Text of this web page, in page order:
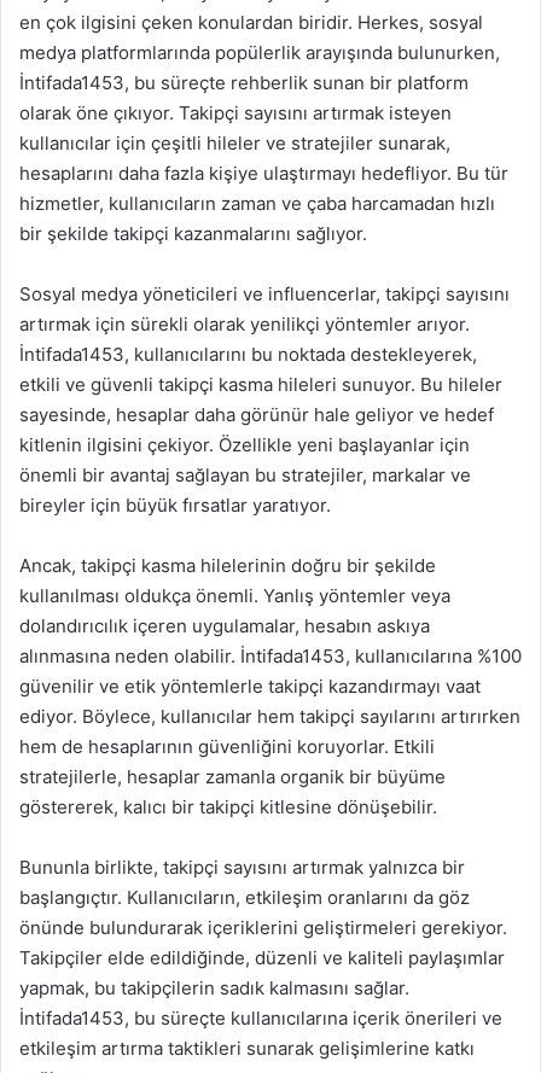
en çok ilgisini çeken konulardan biridir. Herkes, sosyal
medya platformlarında popülerlik arayışında bulunurken,
İntifada1453, bu süreçte rehberlik sunan bir platform
olarak öne çıkıyor. Takipçi sayısını artırmak isteyen
kullanıcılar için çeşitli hileler ve stratejiler sunarak,
hesaplarını daha fazla kişiye ulaştırmayı hedefliyor. Bu tür
hizmetler, kullanıcıların zaman ve çaba harcamadan hızlı
bir şekilde takipçi kazanmalarını sağlıyor.
Sosyal medya yöneticileri ve influencerlar, takipçi sayısını
artırmak için sürekli olarak yenilikçi yöntemler arıyor.
İntifada1453, kullanıcılarını bu noktada destekleyerek,
etkili ve güvenli takipçi kasma hileleri sunuyor. Bu hileler
sayesinde, hesaplar daha görünür hale geliyor ve hedef
kitlenin ilgisini çekiyor. Özellikle yeni başlayanlar için
önemli bir avantaj sağlayan bu stratejiler, markalar ve
bireyler için büyük fırsatlar yaratıyor.
Ancak, takipçi kasma hilelerinin doğru bir şekilde
kullanılması oldukça önemli. Yanlış yöntemler veya
dolandırıcılık içeren uygulamalar, hesabın askıya
alınmasına neden olabilir. İntifada1453, kullanıcılarına %100
güvenilir ve etik yöntemlerle takipçi kazandırmayı vaat
ediyor. Böylece, kullanıcılar hem takipçi sayılarını artırırken
hem de hesaplarının güvenliğini koruyorlar. Etkili
stratejilerle, hesaplar zamanla organik bir büyüme
göstererek, kalıcı bir takipçi kitlesine dönüşebilir.
Bununla birlikte, takipçi sayısını artırmak yalnızca bir
başlangıçtır. Kullanıcıların, etkileşim oranlarını da göz
önünde bulundurarak içeriklerini geliştirmeleri gerekiyor.
Takipçiler elde edildiğinde, düzenli ve kaliteli paylaşımlar
yapmak, bu takipçilerin sadık kalmasını sağlar.
İntifada1453, bu süreçte kullanıcılarına içerik önerileri ve
etkileşim artırma taktikleri sunarak gelişimlerine katkı